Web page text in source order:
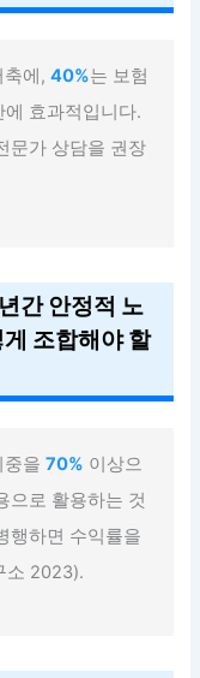
축에,40%는 보험
효과적입니다.
문가 상담을 권장
간 안정적 노
조합해야 할
중을70% 이상으
으로 활용하는 것
행하면 수익률을
소 2023).